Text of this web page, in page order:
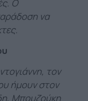
Ο
να
τον
ήμουν στον
Μπουζούκη